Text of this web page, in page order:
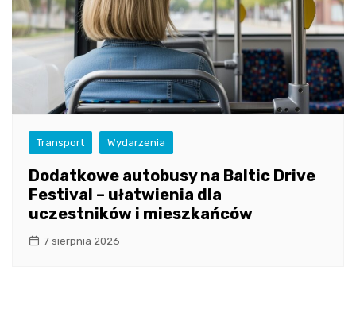
Transport Wydarzenia
Dodatkowe autobusy na Baltic Drive
Festival – ułatwienia dla
uczestników i mieszkańców
7 sierpnia 2026